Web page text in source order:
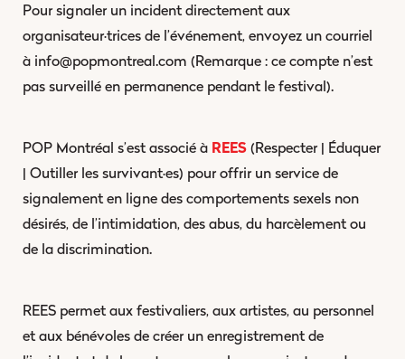
Pour signaler un incident directement aux
organisateur·trices de l’événement, envoyez un courriel
à info@popmontreal.com (Remarque : ce compte n’est
pas surveillé en permanence pendant le festival).
POP Montréal s’est associé à REES (Respecter | Éduquer
| Outiller les survivant·es) pour offrir un service de
signalement en ligne des comportements sexels non
désirés, de l’intimidation, des abus, du harcèlement ou
de la discrimination.
REES permet aux festivaliers, aux artistes, au personnel
et aux bénévoles de créer un enregistrement de